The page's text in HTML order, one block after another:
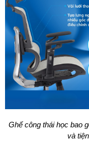
Ghế công thái học bao
và